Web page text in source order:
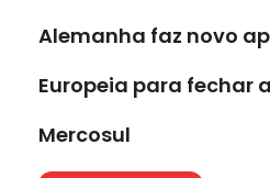
Alemanha faz novo
Europeia para fechar
Mercosul